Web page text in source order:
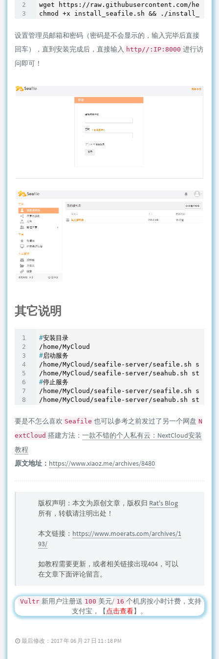
wget https://raw.githubusercontent.com/
设置管理员邮箱和密码（密码是不会显示的，输入完毕后直接
回车），直到安装完成后，直接输入 http//:IP:8000 进行访
问即可！
其它说明
#安装目录
#启动服务
/home/MyCloud/seafile-server/seafile.sh start
#停止服务
/home/MyCloud/seafile-server/seafile.sh stop
要是不怎么喜欢 Seafile 也可以参考之前发过了另一个网盘 N
extCloud 搭建方法： 一款不错的个人私有云：NextCloud安装
教程
原文地址： https://www.xiaoz.me/archives/8480
版权声明：本文为原创文章，版权归 Rat's Blog
所有，转载请注明出处！
本文链接： https://www.moerats.com/archives/1
93/
如教程需要更新，或者相关链接出现404，可以
在文章下面评论留言。
Vultr 新用户注册送 100 美元/ 16 个机房按小时计费，支持
支付宝，【点击查看】。
最后修改：2017 年 06 月 27 日 11 : 18 PM